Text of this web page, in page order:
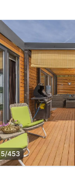
5/453